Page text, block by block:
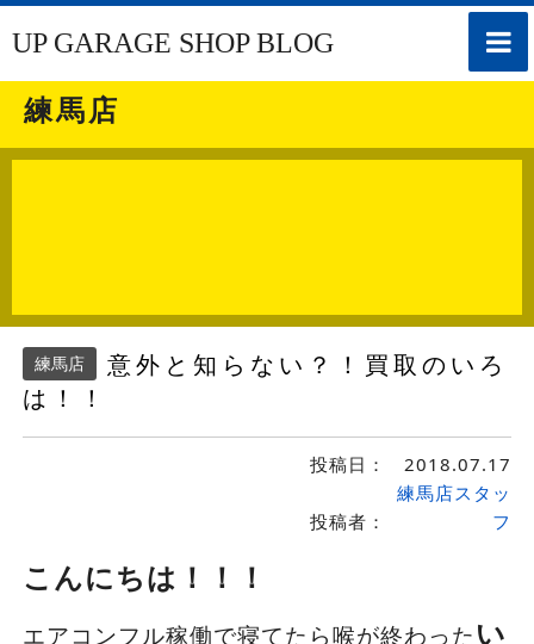
toggle
UP GARAGE SHOP BLOG
練馬店
練馬店
意外と知らない？！買取のいろ
は！！
投稿日： 2018.07.17
投稿者：
練馬店スタッ
フ
こんにちは！！！
エアコンフル稼働で寝てたら喉が終わった い